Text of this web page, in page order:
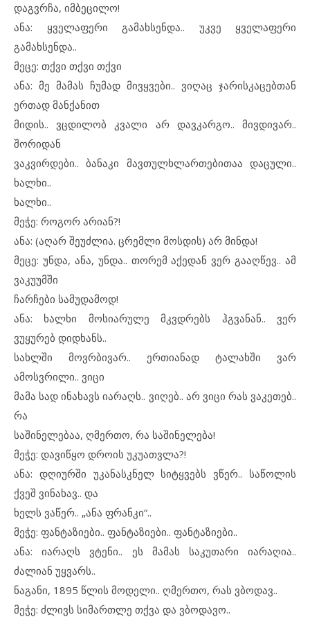
დაგვრჩა, იმბეცილო!
ანა: ყველაფერი გამახსენდა.. უკვე ყველაფერი
გამახსენდა..
მეცე: თქვი თქვი თქვი
ანა: მე მამას ჩუმად მივყვები.. ვიღაც ჯარისკაცებთან
ერთად მანქანით
მიდის.. ვცდილობ კვალი არ დავკარგო.. მივდივარ..
შორიდან
ვაკვირდები.. ბანაკი მავთულხლართებითაა დაცული..
ხალხი..
ხალხი..
მეჭე: როგორ არიან?!
ანა: (აღარ შეუძლია. ცრემლი მოსდის) არ მინდა!
მეცე: უნდა, ანა, უნდა.. თორემ აქედან ვერ გააღწევ.. ამ
ვაკუუმში
ჩარჩები სამუდამოდ!
ანა: ხალხი მოსიარულე მკვდრებს ჰგვანან.. ვერ
ვუყურებ დიდხანს..
სახლში მოვრბივარ.. ერთიანად ტალახში ვარ
ამოსვრილი.. ვიცი
მამა სად ინახავს იარაღს.. ვიღებ.. არ ვიცი რას ვაკეთებ..
რა
საშინელებაა, ღმერთო, რა საშინელება!
მეჭე: დავიწყო დროის უკუათვლა?!
ანა: დღიურში უკანასკნელ სიტყვებს ვწერ.. საწოლის
ქვეშ ვინახავ.. და
ხელს ვაწერ.. „ანა ფრანკი“..
მეჭე: ფანტაზიები.. ფანტაზიები.. ფანტაზიები..
ანა: იარაღს ვტენი.. ეს მამას საკუთარი იარაღია..
ძალიან უყვარს..
ნაგანი, 1895 წლის მოდელი.. ღმერთო, რას ვბოდავ..
მეჭე: ძლივს სიმართლე თქვა და ვბოდავო..